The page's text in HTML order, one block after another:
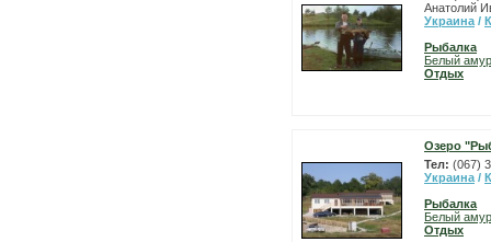
Анатолий
Украина /
Рыбалка
Белый амур
Отдых
Озеро
Тел: (067)
Украина /
Рыбалка
Белый амур
Отдых